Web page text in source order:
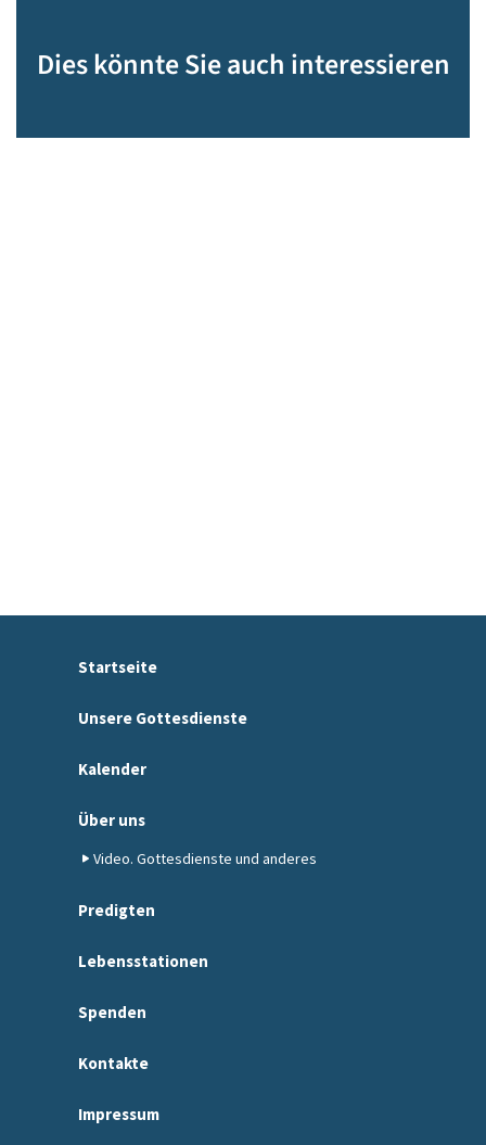
Dies könnte Sie auch interessieren
Startseite
Unsere Gottesdienste
Kalender
Über uns
Video. Gottesdienste und anderes
Predigten
Lebensstationen
Spenden
Kontakte
Impressum